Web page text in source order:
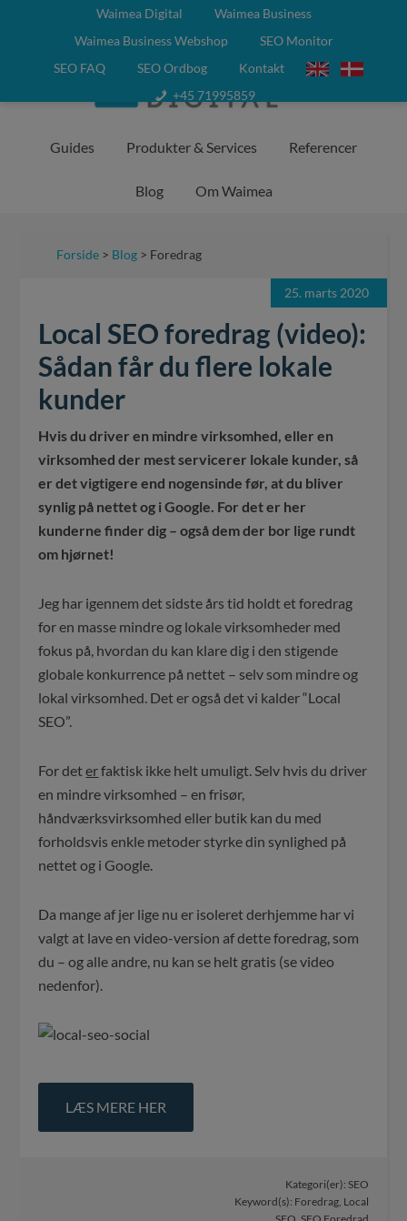
Waimea Digital
Waimea Business
Waimea Business Webshop
SEO Monitor
SEO FAQ
SEO Ordbog
Kontakt
+45 71995859
Guides Produkter & Services Referencer
Blog Om Waimea
Forside > Blog > Foredrag
25. marts 2020
Local SEO foredrag (video):
Sådan får du flere lokale
kunder
Hvis du driver en mindre virksomhed, eller en
virksomhed der mest servicerer lokale kunder, så
er det vigtigere end nogensinde før, at du bliver
synlig på nettet og i Google. For det er her
kunderne finder dig – også dem der bor lige rundt
om hjørnet!
Jeg har igennem det sidste års tid holdt et foredrag
for en masse mindre og lokale virksomheder med
fokus på, hvordan du kan klare dig i den stigende
globale konkurrence på nettet – selv som mindre og
lokal virksomhed. Det er også det vi kalder “Local
SEO”.
For deterfaktisk ikke helt umuligt. Selv hvis du driver
en mindre virksomhed – en frisør,
håndværksvirksomhed eller butik kan du med
forholdsvis enkle metoder styrke din synlighed på
nettet og i Google.
Da mange af jer lige nu er isoleret derhjemme har vi
valgt at lave en video-version af dette foredrag, som
du – og alle andre, nu kan se helt gratis (se video
nedenfor).
LÆS MERE HER
Kategori(er): SEO
Keyword(s): Foredrag, Local